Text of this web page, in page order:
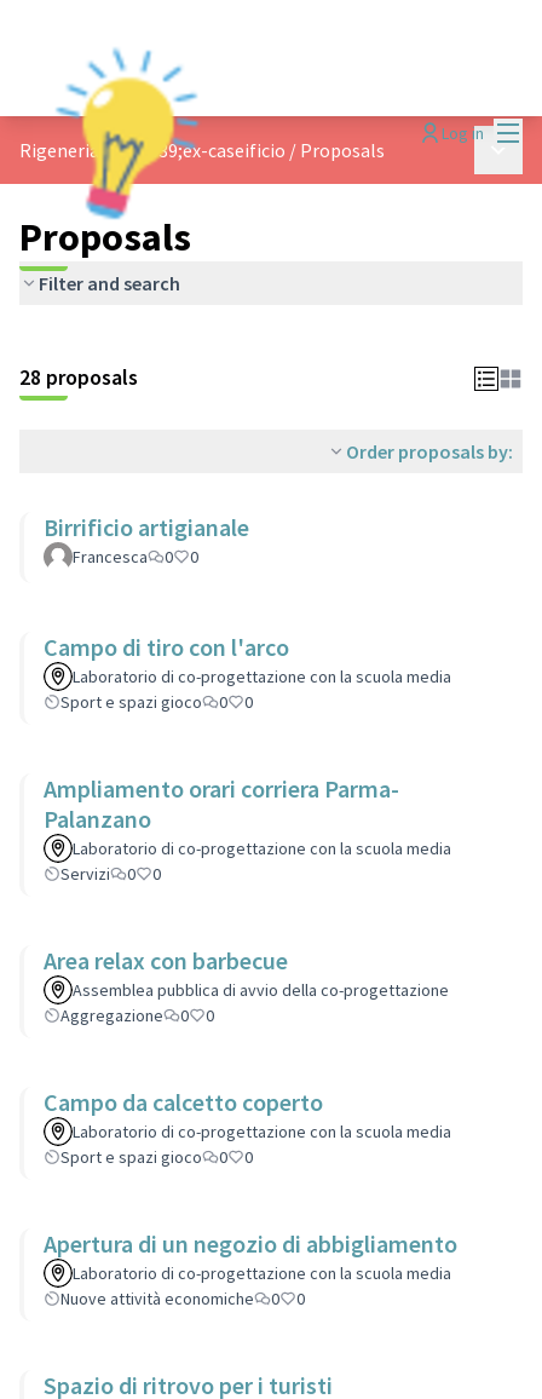
Log in
Rigeneriamo l&#39;ex-caseificio / Proposals Main
Proposals
Filter and search
28 proposals
Order proposals by:
Birrificio artigianale
Francesca 0 0
Campo di tiro con l'arco
Laboratorio di co-progettazione con la scuola media
Sport e spazi gioco
0 0
Ampliamento orari corriera Parma-
Palanzano
Laboratorio di co-progettazione con la scuola media
Servizi
0 0
Area relax con barbecue
Assemblea pubblica di avvio della co-progettazione
Aggregazione
0 0
Campo da calcetto coperto
Laboratorio di co-progettazione con la scuola media
Sport e spazi gioco
0 0
Apertura di un negozio di abbigliamento
Laboratorio di co-progettazione con la scuola media
Nuove attività economiche
0 0
Spazio di ritrovo per i turisti